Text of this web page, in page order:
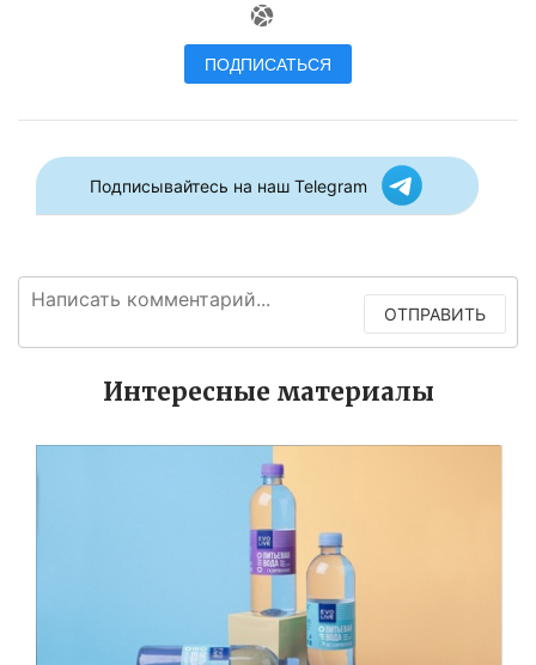
ПОДПИСАТЬСЯ
Подписывайтесь на наш Telegram
ОТПРАВИТЬ
Интересные материалы